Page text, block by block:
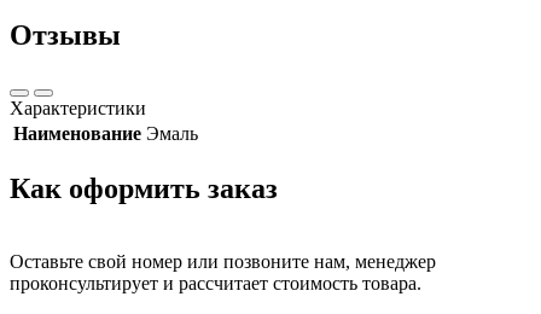
Отзывы
Характеристики
Наименование Эмаль
Как оформить заказ
Оставьте свой номер или позвоните нам, менеджер
проконсультирует и рассчитает стоимость товара.